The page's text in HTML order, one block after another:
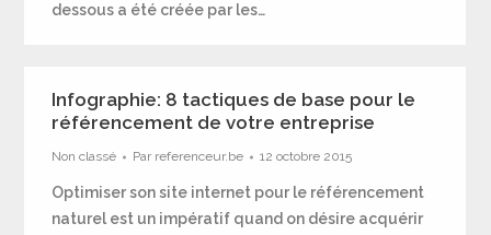
dessous a été créée par les…
Infographie: 8 tactiques de base pour le
référencement de votre entreprise
Non classé Par referenceur.be 12 octobre 2015
Optimiser son site internet pour le référencement
naturel est un impératif quand on désire acquérir